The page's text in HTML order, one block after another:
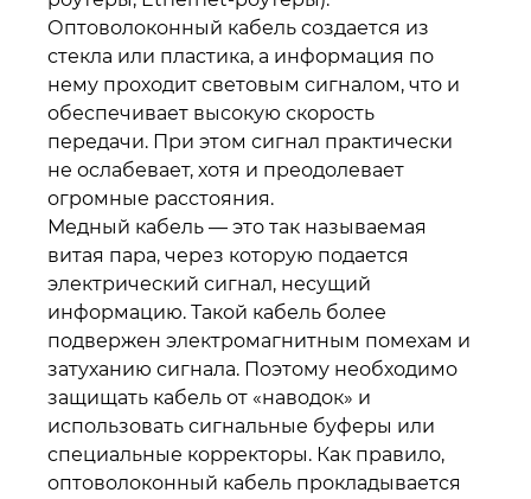
Оптоволоконный кабель создается из
стекла или пластика, а информация по
нему проходит световым сигналом, что и
обеспечивает высокую скорость
передачи. При этом сигнал практически
не ослабевает, хотя и преодолевает
огромные расстояния.
Медный кабель — это так называемая
витая пара, через которую подается
электрический сигнал, несущий
информацию. Такой кабель более
подвержен электромагнитным помехам и
затуханию сигнала. Поэтому необходимо
защищать кабель от «наводок» и
использовать сигнальные буферы или
специальные корректоры. Как правило,
оптоволоконный кабель прокладывается